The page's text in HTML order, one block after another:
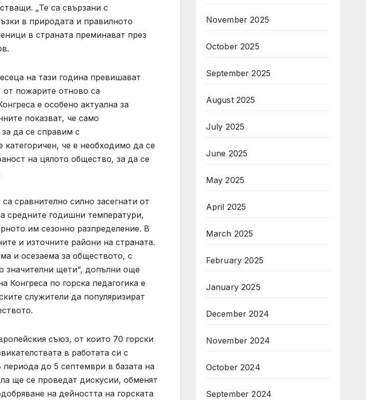
„Те са свързани с
в природата и правилното
в страната преминават през
на тази година превишават
от пожарите отново са
е особено актуална за
показват, че само
да се справим с
че е необходимо да се
на цялото общество, за да се
сравнително силно засегнати от
средните годишни температури,
им сезонно разпределение. В
и източните райони на страната.
и осезаема за обществото, с
значителни щети“, допълни още
по горска педагогика е
служители да популяризират
съюз, от които 70 горски
в работата си с
периода до 5 септември в базата на
ще се проведат дискусии, обменят
на дейността на горската
November 2025
October 2025
September 2025
August 2025
July 2025
June 2025
May 2025
April 2025
March 2025
February 2025
January 2025
December 2024
November 2024
October 2024
September 2024